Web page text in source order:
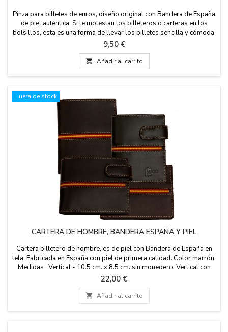
Pinza para billetes de euros, diseño original con Bandera de España
de piel auténtica. Si te molestan los billeteros o carteras en los
bolsillos, esta es una forma de llevar los billetes sencilla y cómoda.
Una pinza clip para el de dinero en piel con imán para los billetes.
Un regalo práctico para el hombre que no le gusta llevar nada en
los bolsillos....
Precio
9,50 €
 Añadir al carrito
Fuera de stock
CARTERA DE HOMBRE, BANDERA ESPAÑA Y PIEL
Cartera billetero de hombre, es de piel con Bandera de España en
tela, Fabricada en España con piel de primera calidad. Color marrón,
Medidas : Vertical - 10.5 cm. x 8.5 cm. sin monedero. Vertical con
cierre - 10.5 x 9 cm. con monedero. Horizontal - 8.5 cm. x 10.5 cm.
con monedero. Horizontal con cierre - 11 cm x 8.5 cm. con
monedero.
Precio
22,00 €
 Añadir al carrito